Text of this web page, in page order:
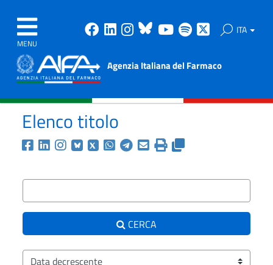
MENU
Facebook
Linkedin
Instagram
Bluesky
Youtube
Spotify ITA
Agenzia Italiana del Farmaco
Elenco titolo
Condividi la ricerca
Testo da ricercare
CERCA
Ordina i risultati per